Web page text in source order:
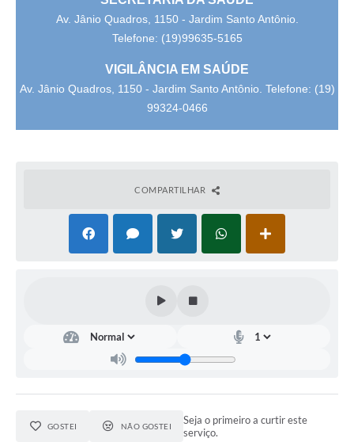
Av. Jânio Quadros, 1150 - Jardim Santo Antônio.
Telefone: (19)99635-5165
VIGILÂNCIA EM SAÚDE
Av. Jânio Quadros, 1150 - Jardim Santo Antônio. Telefone: (19)
99324-0466
COMPARTILHAR
GOSTEI NÃO GOSTEI
Seja o primeiro a curtir este
serviço.